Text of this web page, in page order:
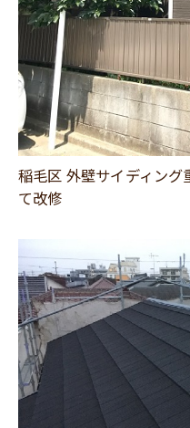
稲毛区 外壁サイディン
て改修